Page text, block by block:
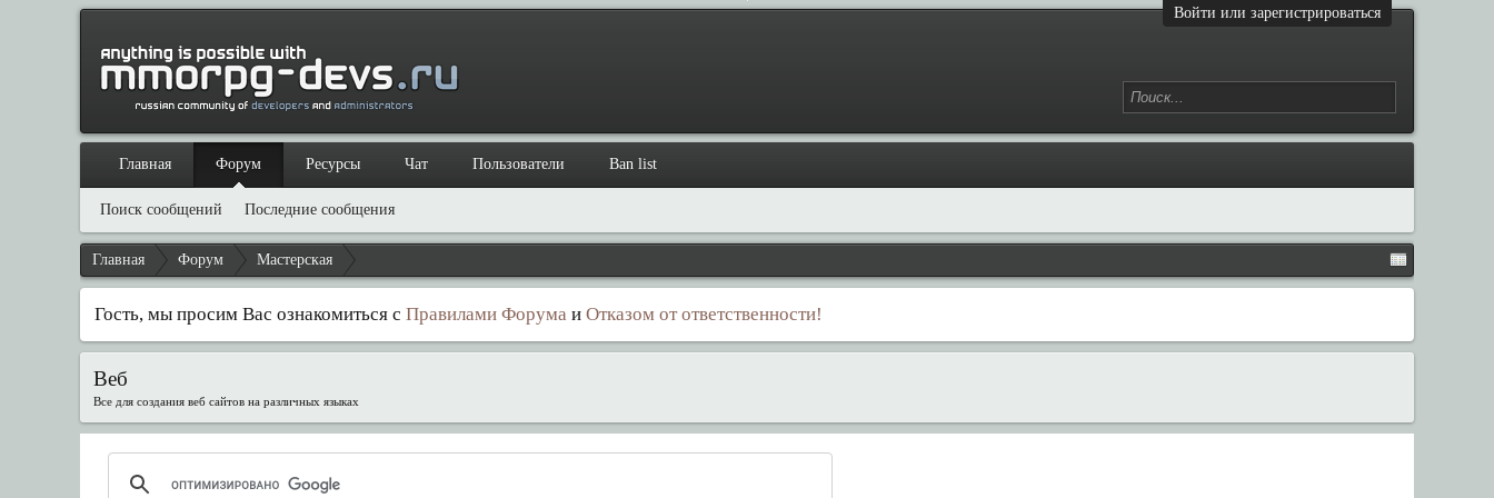
Войти или зарегистрироваться
Главная Форум Мастерская
Гость, мы просим Вас ознакомиться сПравилами Форума иОтказом от ответственности!
Веб
Все для создания веб сайтов на различных языках
Главная Форум
Поиск сообщений Последние сообщения
Ресурсы Чат Пользователи Ban list